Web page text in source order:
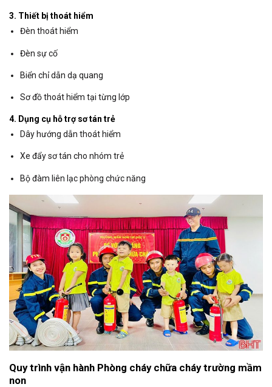
3. Thiết bị thoát hiểm
Đèn thoát hiểm
Đèn sự cố
Biển chỉ dẫn dạ quang
Sơ đồ thoát hiểm tại từng lớp
4. Dụng cụ hỗ trợ sơ tán trẻ
Dây hướng dẫn thoát hiểm
Xe đẩy sơ tán cho nhóm trẻ
Bộ đàm liên lạc phòng chức năng
Quy trình vận hành Phòng cháy chữa cháy trường mầm
non